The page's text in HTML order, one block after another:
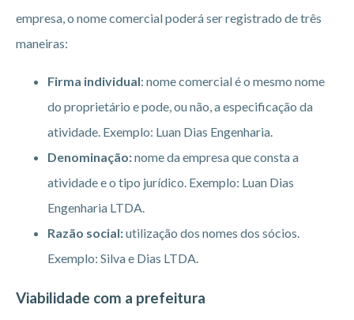
empresa, o nome comercial poderá ser registrado de três
maneiras:
Firma individual: nome comercial é o mesmo nome
do proprietário e pode, ou não, a especificação da
atividade. Exemplo: Luan Dias Engenharia.
Denominação:nome da empresa que consta a
atividade e o tipo jurídico. Exemplo: Luan Dias
Engenharia LTDA.
Razão social:utilização dos nomes dos sócios.
Exemplo: Silva e Dias LTDA.
Viabilidade com a prefeitura